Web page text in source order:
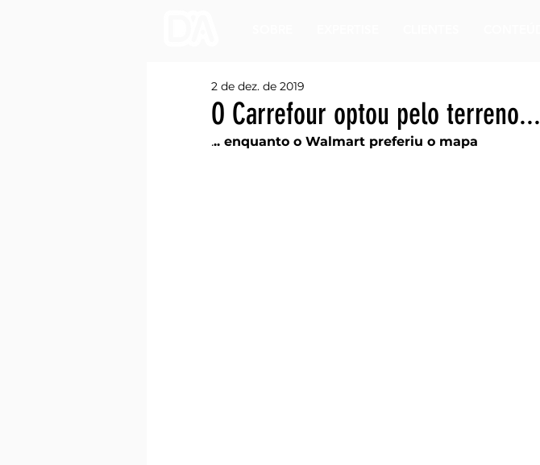
O Carrefour optou pelo terreno...
2 de dez. de 2019
... enquanto o Walmart preferiu o mapa